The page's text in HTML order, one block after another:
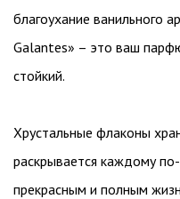
благоухание ванильного
Galantes» – это ваш
стойкий.
Хрустальные флаконы
раскрывается каждому
прекрасным и полным